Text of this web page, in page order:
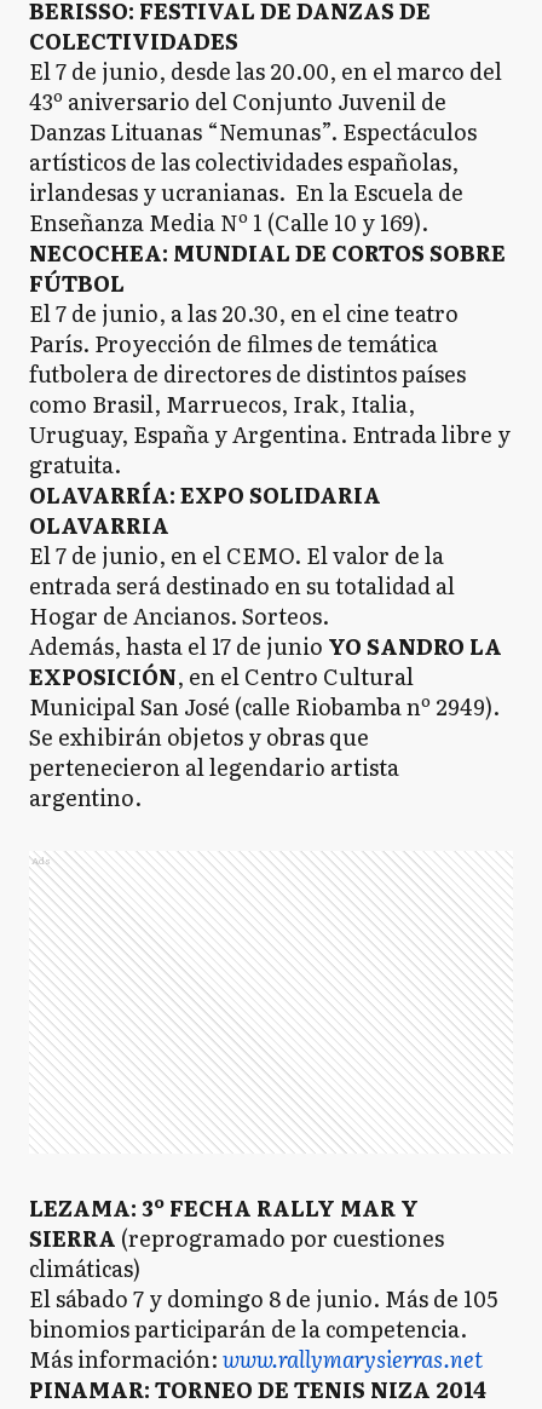
BERISSO: FESTIVAL DE DANZAS DE
COLECTIVIDADES
El 7 de junio, desde las 20.00, en el marco del
43º aniversario del Conjunto Juvenil de
Danzas Lituanas “Nemunas”. Espectáculos
artísticos de las colectividades españolas,
irlandesas y ucranianas. En la Escuela de
Enseñanza Media Nº 1 (Calle 10 y 169).
NECOCHEA: MUNDIAL DE CORTOS SOBRE
FÚTBOL
El 7 de junio, a las 20.30, en el cine teatro
París. Proyección de filmes de temática
futbolera de directores de distintos países
como Brasil, Marruecos, Irak, Italia,
Uruguay, España y Argentina. Entrada libre y
gratuita.
OLAVARRÍA: EXPO SOLIDARIA
OLAVARRIA
El 7 de junio, en el CEMO. El valor de la
entrada será destinado en su totalidad al
Hogar de Ancianos. Sorteos.
Además, hasta el 17 de junio YO SANDRO LA
EXPOSICIÓN, en el Centro Cultural
Municipal San José (calle Riobamba nº 2949).
Se exhibirán objetos y obras que
pertenecieron al legendario artista
argentino.
Ads
LEZAMA: 3º FECHA RALLY MAR Y
SIERRA (reprogramado por cuestiones
climáticas)
El sábado 7 y domingo 8 de junio. Más de 105
binomios participarán de la competencia.
Más información:www.rallymarysierras.net
PINAMAR: TORNEO DE TENIS NIZA 2014